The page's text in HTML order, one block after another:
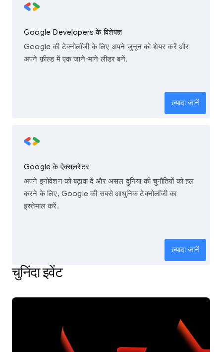
Google Developers के विशेषज्ञ
Google की टेक्नोलॉजी के लिए अपने जुनून को शेयर करें और
अपने फ़ील्ड में एक जाने-माने लीडर बनें.
ज़्यादा जानें
Google के ऐक्सलरेटर
अपने इनोवेशन को बढ़ावा दें और असल दुनिया की चुनौतियों को हल
करने के लिए, Google की सबसे आधुनिक टेक्नोलॉजी का
इस्तेमाल करें.
ज़्यादा जानें
चुनिंदा इवेंट